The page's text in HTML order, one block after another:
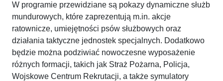
W programie przewidziane są pokazy dynamiczne służb
mundurowych, które zaprezentują m.in. akcje
ratownicze, umiejętności psów służbowych oraz
działania taktyczne jednostek specjalnych. Dodatkowo
będzie można podziwiać nowoczesne wyposażenie
różnych formacji, takich jak Straż Pożarna, Policja,
Wojskowe Centrum Rekrutacji, a także symulatory